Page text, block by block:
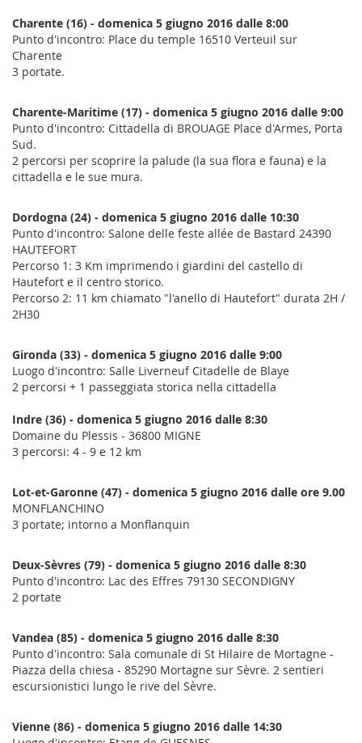
Charente (16) - domenica 5 giugno 2016 dalle 8:00
Punto d'incontro: Place du temple 16510 Verteuil sur
Charente
3 portate.
Charente-Maritime (17) - domenica 5 giugno 2016 dalle 9:00
Punto d'incontro: Cittadella di BROUAGE Place d'Armes, Porta
Sud.
2 percorsi per scoprire la palude (la sua flora e fauna) e la
cittadella e le sue mura.
Dordogna (24) - domenica 5 giugno 2016 dalle 10:30
Punto d'incontro: Salone delle feste allée de Bastard 24390
HAUTEFORT
Percorso 1: 3 Km imprimendo i giardini del castello di
Hautefort e il centro storico.
Percorso 2: 11 km chiamato "l'anello di Hautefort" durata 2H /
2H30
Gironda (33) - domenica 5 giugno 2016 dalle 9:00
Luogo d'incontro: Salle Liverneuf Citadelle de Blaye
2 percorsi + 1 passeggiata storica nella cittadella
Indre (36) - domenica 5 giugno 2016 dalle 8:30
Domaine du Plessis - 36800 MIGNE
3 percorsi: 4 - 9 e 12 km
Lot-et-Garonne (47) - domenica 5 giugno 2016 dalle ore 9.00
MONFLANCHINO
3 portate; intorno a Monflanquin
Deux-Sèvres (79) - domenica 5 giugno 2016 dalle 8:30
Punto d'incontro: Lac des Effres 79130 SECONDIGNY
2 portate
Vandea (85) - domenica 5 giugno 2016 dalle 8:30
Punto d'incontro: Sala comunale di St Hilaire de Mortagne -
Piazza della chiesa - 85290 Mortagne sur Sèvre. 2 sentieri
escursionistici lungo le rive del Sèvre.
Vienne (86) - domenica 5 giugno 2016 dalle 14:30